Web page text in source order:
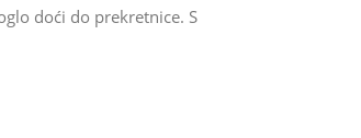
doći do prekretnice. S